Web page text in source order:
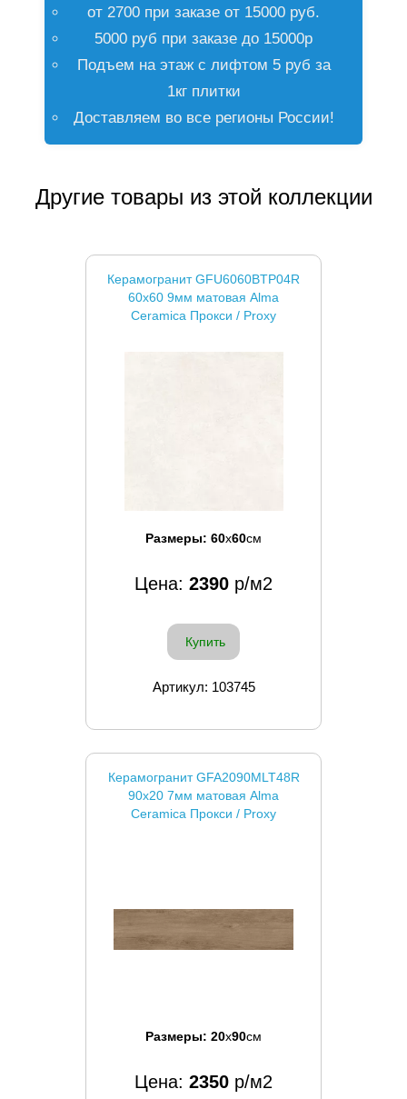
от 2700 при заказе от 15000 руб.
5000 руб при заказе до 15000р
Подъем на этаж с лифтом 5 руб за
1кг плитки
Доставляем во все регионы России!
Другие товары из этой коллекции
Керамогранит GFU6060BTP04R
60x60 9мм матовая Alma
Ceramica Прокси / Proxy
Размеры: 60x60см
Цена: 2390 р/м2
Купить
Артикул: 103745
Керамогранит GFA2090MLT48R
90x20 7мм матовая Alma
Ceramica Прокси / Proxy
Размеры: 20x90см
Цена: 2350 р/м2